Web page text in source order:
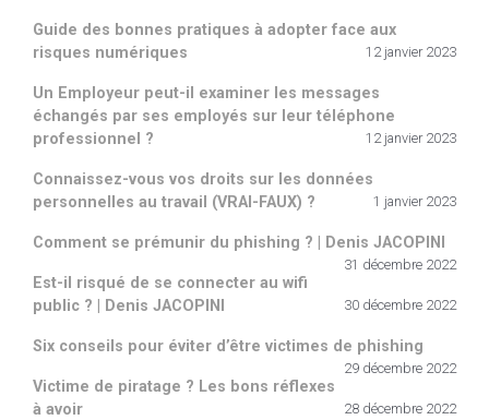
Guide des bonnes pratiques à adopter face aux
risques numériques
12 janvier 2023
Un Employeur peut-il examiner les messages
échangés par ses employés sur leur téléphone
professionnel ?
12 janvier 2023
Connaissez-vous vos droits sur les données
personnelles au travail (VRAI-FAUX) ?
1 janvier 2023
Comment se prémunir du phishing ? | Denis JACOPINI
31 décembre 2022
Est-il risqué de se connecter au wifi
public ? | Denis JACOPINI
30 décembre 2022
Six conseils pour éviter d’être victimes de phishing
29 décembre 2022
Victime de piratage ? Les bons réflexes
à avoir
28 décembre 2022